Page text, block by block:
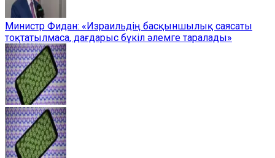
Министр Фидан: «Израильдің басқыншылық саясаты
тоқтатылмаса, дағдарыс бүкіл әлемге таралады»